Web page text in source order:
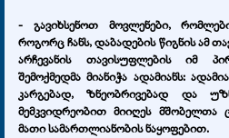
- გავიხსენოთ მოვლენები,
როგორც ჩანს, დაბადების წიგნის ამ
არჩევანის თავისუფლების იმ
შემოქმედმა მიანიჭა ადამიანს:
კარგებად, ზნეობრივებად და
მემკვიდრეობით მიიღეს მშობელთა
მათი სამართლიანობის ნაყოფებით.